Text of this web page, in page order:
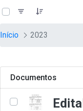
Pular para o Conteúdo
teste descricao
Início 2023
Documentos